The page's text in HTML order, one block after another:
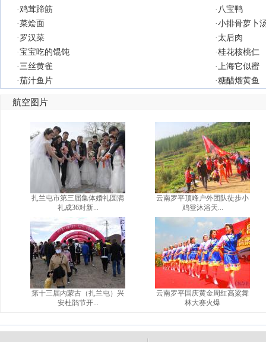
·鸡茸蹄筋 · 八宝鸭
·菜烩面 ·小排骨萝卜
· 罗汉菜 · 太后肉
·宝宝吃的馄饨 ·桂花核桃仁
·三丝黄雀 ·上海它似蜜
·茄汁鱼片 ·糖醋熘黄鱼
航空图片
扎兰屯市第三届集体婚礼圆满
礼成36对新...
第十三届内蒙古（扎兰屯）兴
安杜鹃节开...
云南罗平顶峰户外团队徒步小
鸡登沐浴天...
云南罗平国庆黄金周红高粱舞
林大赛火爆